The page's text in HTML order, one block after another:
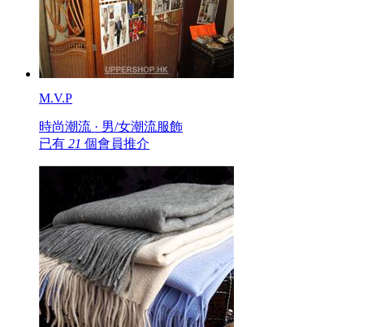
M.V.P
時尚潮流 · 男/女潮流服飾
已有 21 個會員推介